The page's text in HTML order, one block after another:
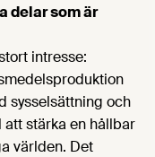
delar som är
intresse:
sysselsättning och
stärka en hållbar
världen. Det